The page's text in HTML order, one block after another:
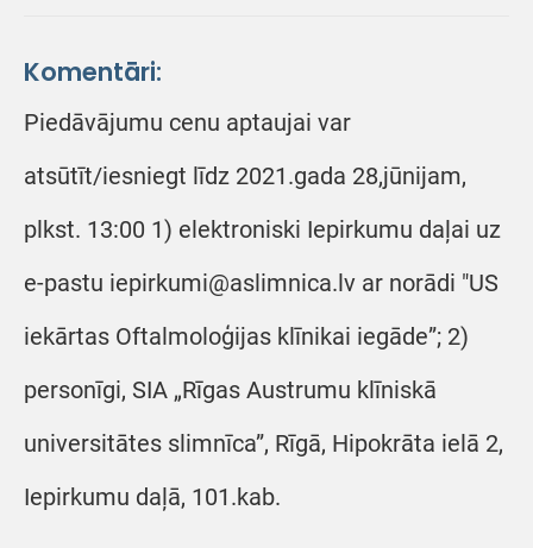
Komentāri:
Piedāvājumu cenu aptaujai var
atsūtīt/iesniegt līdz 2021.gada 28,jūnijam,
plkst. 13:00 1) elektroniski Iepirkumu daļai uz
e-pastu iepirkumi@aslimnica.lv ar norādi "US
iekārtas Oftalmoloģijas klīnikai iegāde”; 2)
personīgi, SIA „Rīgas Austrumu klīniskā
universitātes slimnīca”, Rīgā, Hipokrāta ielā 2,
Iepirkumu daļā, 101.kab.